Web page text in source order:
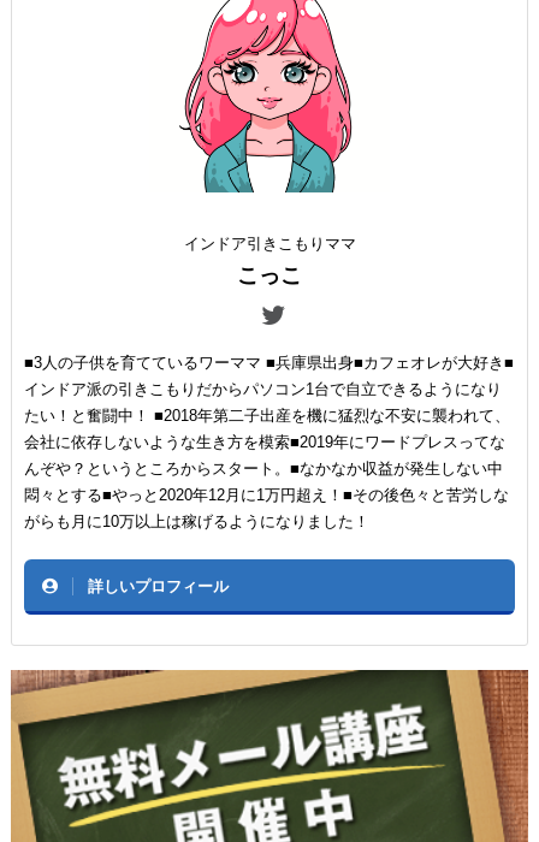
インドア引きこもりママ
こっこ
■3人の子供を育てているワーママ ■兵庫県出身■カフェオレが大好き■
インドア派の引きこもりだからパソコン1台で自立できるようになり
たい！と奮闘中！ ■2018年第二子出産を機に猛烈な不安に襲われて、
会社に依存しないような生き方を模索■2019年にワードプレスってな
んぞや？というところからスタート。■なかなか収益が発生しない中
悶々とする■やっと2020年12月に1万円超え！■その後色々と苦労しな
がらも月に10万以上は稼げるようになりました！
詳しいプロフィール